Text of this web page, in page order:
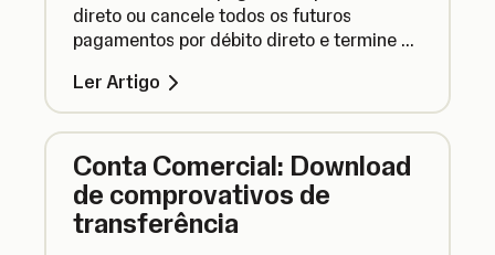
direto ou cancele todos os futuros
pagamentos por débito direto e termine o
Ler Artigo
Conta Comercial: Download
de comprovativos de
transferência